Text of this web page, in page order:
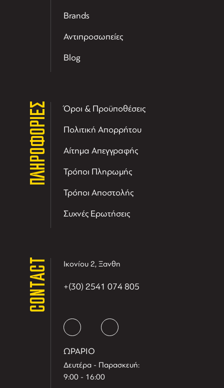
Brands
Αντιπροσωπείες
Blog
ΠΛΗΡΟΦΟΡΙΕΣ Όροι & Προϋποθέσεις
Πολιτική Απορρήτου
Αίτημα Απεγγραφής
Τρόποι Πληρωμής
Τρόποι Αποστολής
Συχνές Ερωτήσεις
CONTACT Ικονίου 2, Ξανθη
+(30) 2541 074 805
ΩΡΑΡΙΟ
Δευτέρα - Παρασκευή:
9:00 - 16:00